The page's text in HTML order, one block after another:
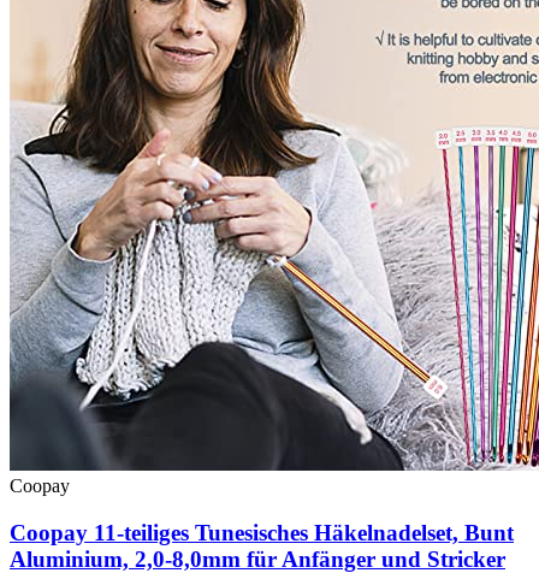
Coopay
Coopay 11-teiliges Tunesisches Häkelnadelset, Bunt
Aluminium, 2,0-8,0mm für Anfänger und Stricker